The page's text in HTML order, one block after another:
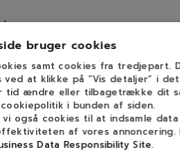
(3
bruger cookies
samt cookies fra tredjepart.
at klikke på ”Vis detaljer” i
tid ændre eller tilbagetrække dit
i bunden af siden.
vi også cookies til at indsamle
af vores annoncering.
Data Responsibility Site.